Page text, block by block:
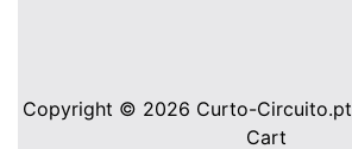
Copyright © 2026 Curto-Circuito.pt
Cart